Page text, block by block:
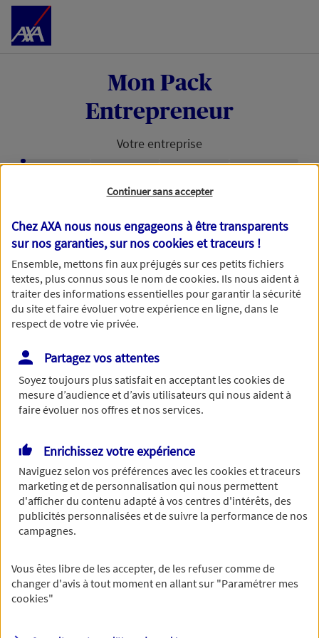
Accéder au Contenu
Mon Pack
Entrepreneur
Votre entreprise
Étape en cours :
Retrouvons votre entreprise avec
votre numéro de SIRET
Avec votre numéro de SIRET, nous pouvons vous
faire gagner du temps dans votre demande de
devis.
Le numéro de SIRET est constitué de 14 chiffres.
Continuer sans numéro de SIRET
Vous disposez de droits sur les informations
vous concernant. Pour plus
d'informations,cliquez ici.
Continuer sans accepter
Chez AXA nous nous engageons à être transparents
sur nos garanties, sur noscookies et traceurs !
Ensemble, mettons fin aux préjugés sur ces petits fichiers
textes, plus connus sous le nom decookies. Ils nous aident à
traiter des informations essentielles pour garantir la sécurité
du site et faire évoluer votre expérience en ligne, dans le
respect de votre vie privée.
Partagez vos attentes
Soyez toujours plus satisfait en acceptant lescookiesde
mesure d’audience et d’avis utilisateurs qui nous aident à
faire évoluer nos offres et nos services.
Enrichissez votre expérience
Naviguez selon vos préférences avec lescookies et traceurs
marketing et de personnalisation qui nous permettent
d'afficher du contenu adapté à vos centres d'intérêts, des
publicités personnalisées et de suivre la performance de nos
campagnes.
Vous êtes libre de les accepter, de les refuser comme de
changer d'avis à tout moment en allant sur "Paramétrer mes
cookies"